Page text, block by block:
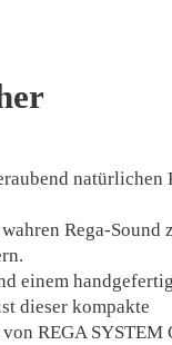
natürlichen
Rega-Sound
einem
dieser kompakte
REGA